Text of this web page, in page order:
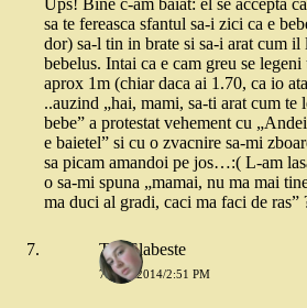
Ups! Bine c-am baiat: el se accepta
sa te fereasca sfantul sa-i zici ca e
dor) sa-l tin in brate si sa-i arat cum il
bebelus. Intai ca e cam greu se
aprox 1m (chiar daca ai 1.70, ca io
..auzind „hai, mami, sa-ti arat cum te
bebe” a protestat vehement cu
e baietel” si cu o zvacnire sa-mi
sa picam amandoi pe jos…:( L-am
o sa-mi spuna „mamai, nu ma mai
ma duci al gradi, caci ma faci de ras”
Tea Slabeste
7 MAI 2014/2:51 PM